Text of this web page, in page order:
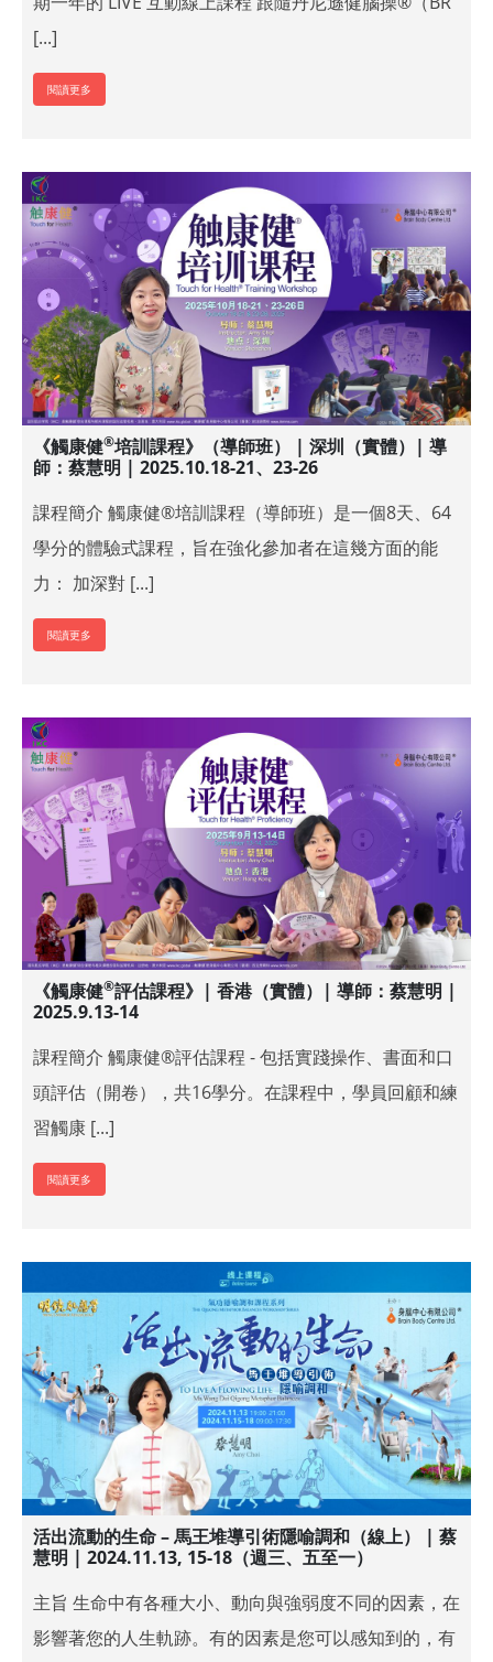
[...]
閱讀更多
《觸康健®培訓課程》（導師班） | 深圳（實體）| 導
師：蔡慧明 | 2025.10.18-21、23-26
課程簡介 觸康健®培訓課程（導師班）是一個8天、64
學分的體驗式課程，旨在強化參加者在這幾方面的能
力： 加深對 [...]
閱讀更多
《觸康健®評估課程》| 香港（實體）| 導師：蔡慧明 |
2025.9.13-14
課程簡介 觸康健®評估課程 - 包括實踐操作、書面和口
頭評估（開卷），共16學分。在課程中，學員回顧和練
習觸康 [...]
閱讀更多
活出流動的生命 – 馬王堆導引術隱喻調和（線上） | 蔡
慧明 | 2024.11.13, 15-18（週三、五至一）
主旨 生命中有各種大小、動向與強弱度不同的因素，在
影響著您的人生軌跡。有的因素是您可以感知到的，有